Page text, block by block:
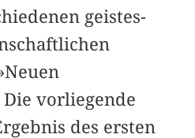
geistes-
vorliegende
des ersten